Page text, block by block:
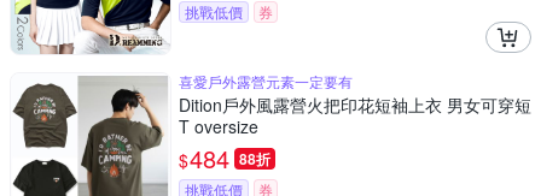
挑戰低價 券
喜愛戶外露營元素一定要有
Dition戶外風露營火把印花短袖上衣 男女可穿短
T oversize
$484 88折
挑戰低價 券